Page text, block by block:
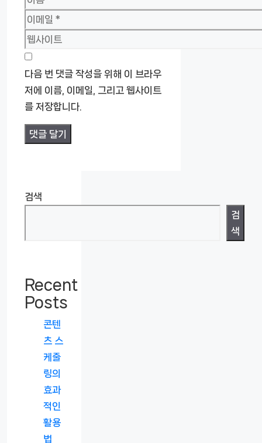
름
이
메
일
웹
사
이
트
다음 번 댓글 작성을 위해 이 브라우
저에 이름, 이메일, 그리고 웹사이트
를 저장합니다.
검색
검
색
Recent
Posts
콘텐
츠 스
케줄
링의
효과
적인
활용
법